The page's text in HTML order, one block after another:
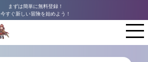
まずは簡単に無料登録！
今すぐ新しい冒険を始めよう！